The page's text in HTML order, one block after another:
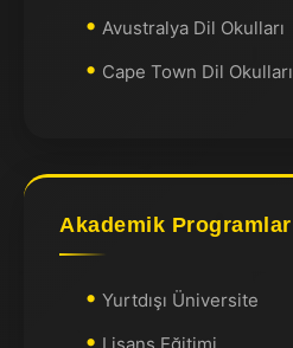
Avustralya Dil Okulları
Cape Town Dil Okulları
Akademik Programlar
Yurtdışı Üniversite